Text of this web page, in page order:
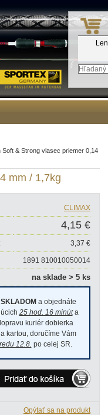
Soft & Strong vlasec priemer 0,14
mm / 1,7kg
CLIMAX
4,15 €
3,37 €
1891 810010050014
na sklade > 5 ks
SKLADOM a objednáte
25 hod. 16 minúta
kuriér dobierka
kartou, doručíme Vám
12.8. po celej SR.
Opýtať sa na produkt
Len